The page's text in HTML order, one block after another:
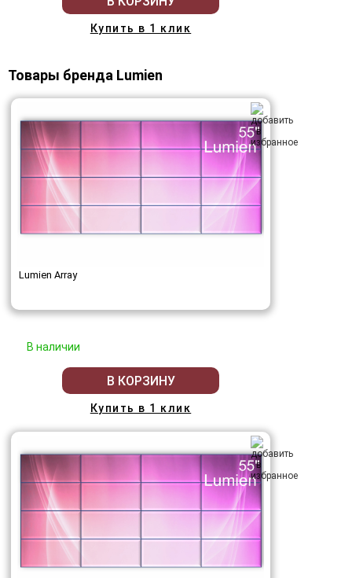
Купить в 1 клик
Товары бренда Lumien
Lumien Array
В наличии
В КОРЗИНУ
Купить в 1 клик